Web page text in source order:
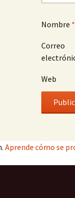
Nombre *
Correo
Web
Aprende cómo se